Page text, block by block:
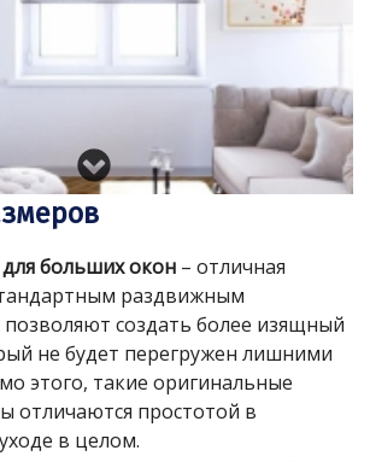
больших окон – отличная
раздвижным
создать более изящный
не будет перегружен лишними
этого, такие оригинальные
отличаются простотой в
в целом.